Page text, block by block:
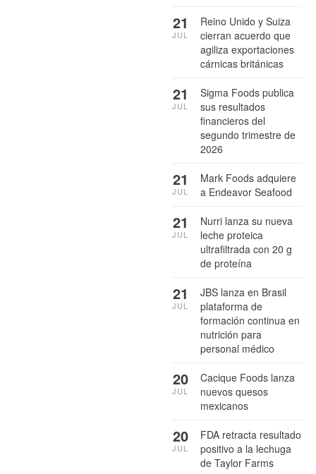
Reino Unido y Suiza
cierran acuerdo que
agiliza exportaciones
cárnicas británicas
21
JUL
Sigma Foods publica
sus resultados
financieros del
segundo trimestre de
2026
21
JUL
Mark Foods adquiere
a Endeavor Seafood
21
JUL
Nurri lanza su nueva
leche proteica
ultrafiltrada con 20 g
de proteína
21
JUL
JBS lanza en Brasil
plataforma de
formación continua en
nutrición para
personal médico
21
JUL
Cacique Foods lanza
nuevos quesos
mexicanos
20
JUL
FDA retracta resultado
positivo a la lechuga
de Taylor Farms
20
JUL